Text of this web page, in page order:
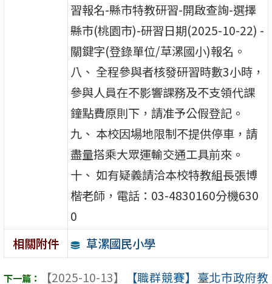
習報名-縣市特教研習-開啟查詢-選擇
縣市(桃園市)-研習日期(2025-10-22) -
關鍵字(登錄單位/草漯國小)報名。
八、 全程參與者核發研習時數3小時，
參與人員在不影響課務及不支領代課
鐘點費原則下，請准予公假登記。
九、 本校因場地限制不提供停車，請
盡量搭乘大眾運輸交通工具前來。
十、 如有疑義請洽本校特教組長張博
楷老師，電話：03-4830160分機630
0
相關附件
草漯國民小學
【2025-10-13】 【職群競賽】臺北市政府教